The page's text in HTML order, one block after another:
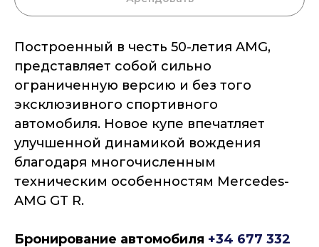
Построенный в честь 50-летия AMG,
представляет собой сильно
ограниченную версию и без того
эксклюзивного спортивного
автомобиля. Новое купе впечатляет
улучшенной динамикой вождения
благодаря многочисленным
техническим особенностям Mercedes-
AMG GT R.
Бронирование автомобиля +34 677 332